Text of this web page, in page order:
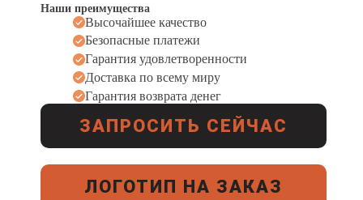
Наши преимущества
Высочайшее качество
Безопасные платежи
Гарантия удовлетворенности
Доставка по всему миру
Гарантия возврата денег
ЗАПРОСИТЬ СЕЙЧАС
ЛОГОТИП НА ЗАКАЗ